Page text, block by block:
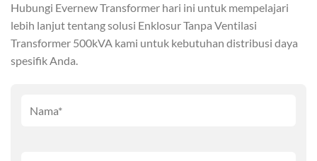
Hubungi Evernew Transformer hari ini untuk mempelajari
lebih lanjut tentang solusi Enklosur Tanpa Ventilasi
Transformer 500kVA kami untuk kebutuhan distribusi daya
spesifik Anda.